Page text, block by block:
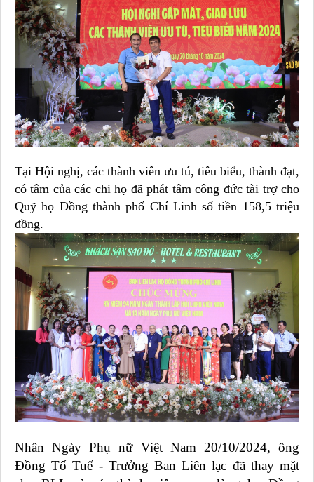
Tại Hội nghị, các thành viên ưu tú, tiêu biểu, thành đạt,
có tâm của các chi họ đã phát tâm công đức tài trợ cho
Quỹ họ Đồng thành phố Chí Linh số tiền 158,5 triệu
đồng.
Nhân Ngày Phụ nữ Việt Nam 20/10/2024, ông
Đồng Tố Tuế - Trưởng Ban Liên lạc đã thay mặt